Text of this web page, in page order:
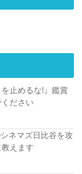
を止めるな!』鑑賞
ださい
ネマズ日比谷を攻
えます